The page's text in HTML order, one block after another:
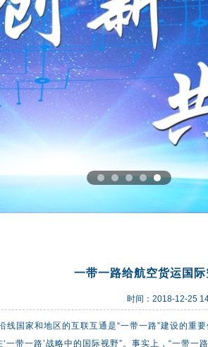
一带一路给航空货运国
时间：2018-12-25
线国家和地区的互联互通是“一带一路”建设的重
一带一路’战略中的国际视野”。事实上，“一带